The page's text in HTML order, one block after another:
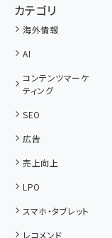
カテゴリ
海外情報
AI
コンテンツマーケ
ティング
SEO
広告
売上向上
LPO
スマホ・タブレット
レコメンド